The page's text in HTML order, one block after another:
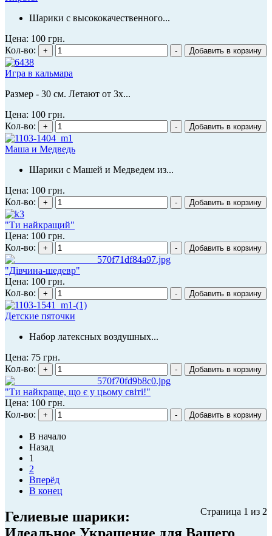
Шарики с высококачественного...
Цена: 100 грн.
Кол-во:
Игра в кальмара
Размер - 30 см. Летают от 3х...
Цена: 100 грн.
Кол-во:
Маша и Медведь
Шарики с Машей и Медведем из...
Цена: 100 грн.
Кол-во:
"Ти найкращий"
Цена: 100 грн.
Кол-во:
"Дівчина-шедевр"
Цена: 100 грн.
Кол-во:
Детские пяточки
Набор латексных воздушных...
Цена: 75 грн.
Кол-во:
"Ти найкраще, що є у цьому світі!"
Цена: 100 грн.
Кол-во:
В начало
Назад
1
2
Вперёд
В конец
Страница 1 из 2
Гелиевые шарики: